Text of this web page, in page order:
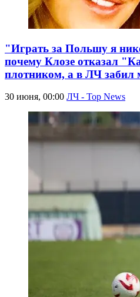
"Играть за Польшу я
почему Клозе отказал
плотником, а в ЛЧ
30 июня, 00:00 ЛЧ - Top News